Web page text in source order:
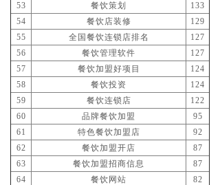
53
餐饮策划
133
54
餐饮店装修
129
55
全国餐饮连锁店排名
127
56
餐饮管理软件
127
57
餐饮加盟好项目
124
58
餐饮投资
124
59
餐饮连锁店
122
60
品牌餐饮加盟
95
61
特色餐饮加盟店
92
62
餐饮加盟开店
87
63
餐饮加盟招商信息
87
64
餐饮网站
82